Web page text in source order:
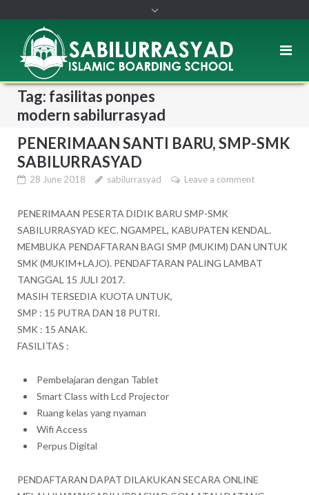
Tag: fasilitas ponpes
modern sabilurrasyad
PENERIMAAN SANTI BARU, SMP-SMK
SABILURRASYAD
28 June 2018 sabilurrasyad Leave a comment
PENERIMAAN PESERTA DIDIK BARU SMP-SMK
SABILURRASYAD KEC. NGAMPEL, KABUPATEN KENDAL.
MEMBUKA PENDAFTARAN BAGI SMP (MUKIM) DAN UNTUK
SMK (MUKIM+LAJO). PENDAFTARAN PALING LAMBAT
TANGGAL 15 JULI 2017.
MASIH TERSEDIA KUOTA UNTUK,
SMP : 15 PUTRA DAN 18 PUTRI.
SMK : 15 ANAK.
FASILITAS :
Pembelajaran dengan Tablet
Smart Class with Lcd Projector
Ruang kelas yang nyaman
Wifi Access
Perpus Digital
PENDAFTARAN DAPAT DILAKUKAN SECARA ONLINE